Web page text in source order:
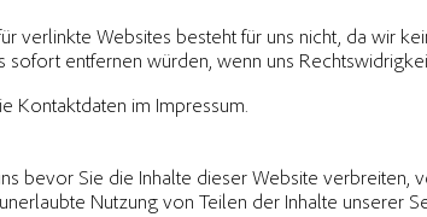
verlinkte Websites besteht für uns nicht, da wir
sofort entfernen würden, wenn uns
Kontaktdaten im Impressum.
bevor Sie die Inhalte dieser Website verbreiten,
Nutzung von Teilen der Inhalte unserer